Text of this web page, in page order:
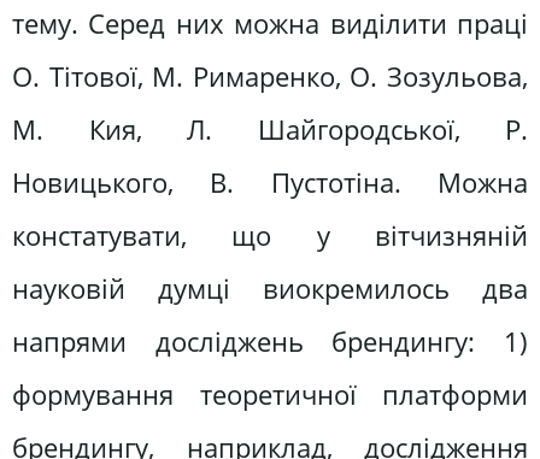
тему. Серед них можна виділити праці
О. Тітової, М. Римаренко, О. Зозульова,
М. Кия, Л. Шайгородської, Р.
Новицького, В. Пустотіна. Можна
констатувати, що у вітчизняній
науковій думці виокремилось два
напрями досліджень брендингу: 1)
формування теоретичної платформи
брендингу, наприклад, дослідження